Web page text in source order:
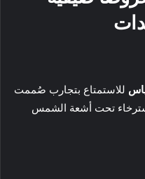
للاستمتاع بتجارب صُممت
تحت أشعة الشمس